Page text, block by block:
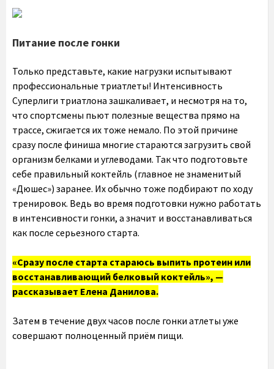
Питание после гонки
Только представьте, какие нагрузки испытывают
профессиональные триатлеты! Интенсивность
Суперлиги триатлона зашкаливает, и несмотря на то,
что спортсмены пьют полезные вещества прямо на
трассе, сжигается их тоже немало. По этой причине
сразу после финиша многие стараются загрузить свой
организм белками и углеводами. Так что подготовьте
себе правильный коктейль (главное не знаменитый
«Дюшес») заранее. Их обычно тоже подбирают по ходу
тренировок. Ведь во время подготовки нужно работать
в интенсивности гонки, а значит и восстанавливаться
как после серьезного старта.
«Сразу после старта стараюсь выпить протеин или
восстанавливающий белковый коктейль», —
рассказывает Елена Данилова.
Затем в течение двух часов после гонки атлеты уже
совершают полноценный приём пищи.